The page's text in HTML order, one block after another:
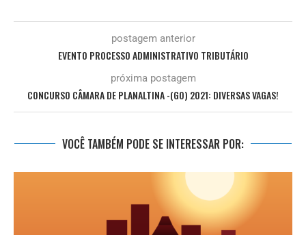
postagem anterior
EVENTO PROCESSO ADMINISTRATIVO TRIBUTÁRIO
próxima postagem
CONCURSO CÂMARA DE PLANALTINA -(GO) 2021: DIVERSAS VAGAS!
VOCÊ TAMBÉM PODE SE INTERESSAR POR: